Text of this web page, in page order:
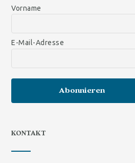
Vorname
E-Mail-Adresse
KONTAKT